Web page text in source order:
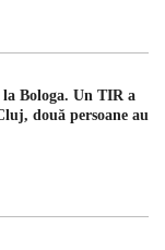
Bologa. Un TIR a
două persoane au